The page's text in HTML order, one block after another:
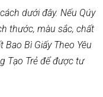
dưới đây. Nếu Qúy
thước, màu sắc, chất
Bì Giấy Theo Yêu
Tạo Trẻ để được tư